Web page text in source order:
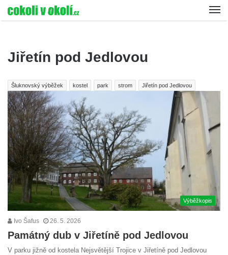
Jiřetín pod Jedlovou
Šluknovský výběžek kostel park strom Jiřetín pod Jedlovou
Výběžkopis
Ivo Šafus 26. 5. 2026
Památný dub v Jiřetíně pod Jedlovou
V parku jižně od kostela Nejsvětější Trojice v Jiřetíně pod Jedlovou